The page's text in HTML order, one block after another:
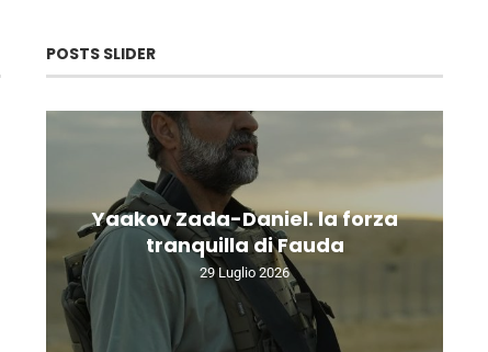
POSTS SLIDER
Yaakov Zada-Daniel. la forza
tranquilla di Fauda
29 Luglio 2026